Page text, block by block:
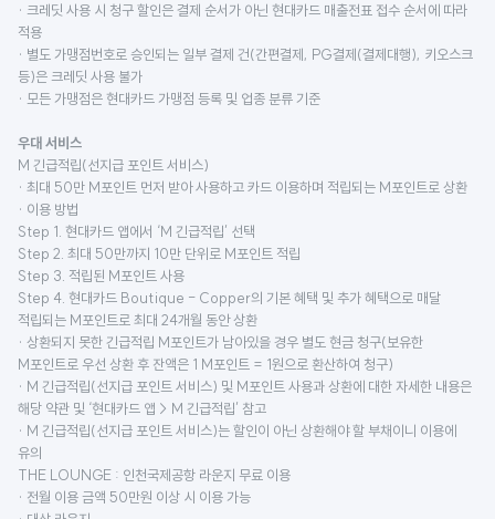
· 크레딧 사용 시 청구 할인은 결제 순서가 아닌 현대카드 매출전표 접수 순서에 따라
적용
· 별도 가맹점번호로 승인되는 일부 결제 건(간편결제, PG결제(결제대행), 키오스크
등)은 크레딧 사용 불가
· 모든 가맹점은 현대카드 가맹점 등록 및 업종 분류 기준
우대 서비스
M 긴급적립(선지급 포인트 서비스)
· 최대 50만 M포인트 먼저 받아 사용하고 카드 이용하며 적립되는 M포인트로 상환
· 이용 방법
Step 1. 현대카드 앱에서 ‘M 긴급적립’ 선택
Step 2. 최대 50만까지 10만 단위로 M포인트 적립
Step 3. 적립된 M포인트 사용
Step 4. 현대카드 Boutique - Copper의 기본 혜택 및 추가 혜택으로 매달
적립되는 M포인트로 최대 24개월 동안 상환
· 상환되지 못한 긴급적립 M포인트가 남아있을 경우 별도 현금 청구(보유한
M포인트로 우선 상환 후 잔액은 1 M포인트 = 1원으로 환산하여 청구)
· M 긴급적립(선지급 포인트 서비스) 및 M포인트 사용과 상환에 대한 자세한 내용은
해당 약관 및 ‘현대카드 앱 > M 긴급적립’ 참고
· M 긴급적립(선지급 포인트 서비스)는 할인이 아닌 상환해야 할 부채이니 이용에
유의
THE LOUNGE : 인천국제공항 라운지 무료 이용
· 전월 이용 금액 50만원 이상 시 이용 가능